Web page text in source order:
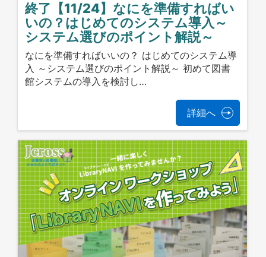
終了【11/24】なにを準備すればい
いの？はじめてのシステム導入～
システム選びのポイント解説～
なにを準備すればいいの？ はじめてのシステム導
入 ～システム選びのポイント解説～ 初めて図書
館システムの導入を検討し…
詳細へ